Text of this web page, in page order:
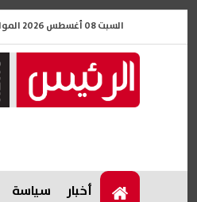
السبت 08 أغسطس 2026 الموافق 25 صفر 1448
أخبار سياسة